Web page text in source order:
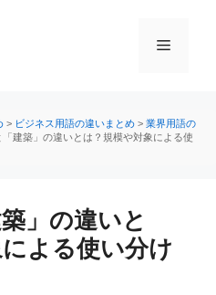
メ
> ビジネス用語の違いまとめ > 業界用語の
「建築」の違いとは？規模や対象による使
」の違いと
よる使い分け